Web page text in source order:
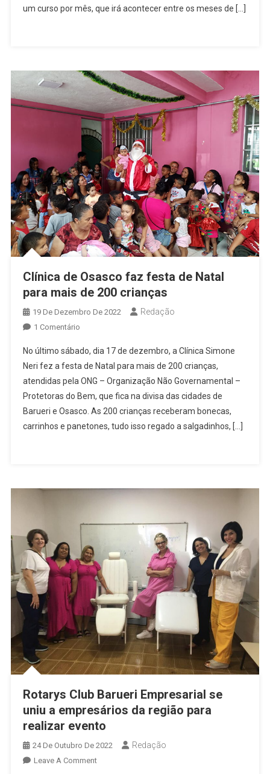
De
Em
Osasco
um curso por mês, que irá acontecer entre os meses de […]
Clínica de Osasco faz festa de Natal
para mais de 200 crianças
19 De Dezembro De 2022 Redação
1 ComentárioEm
De
Osasco
Faz
Festa
De
Natal
Crianças
No último sábado, dia 17 de dezembro, a Clínica Simone
Neri fez a festa de Natal para mais de 200 crianças,
atendidas pela ONG – Organização Não Governamental –
Protetoras do Bem, que fica na divisa das cidades de
Barueri e Osasco. As 200 crianças receberam bonecas,
carrinhos e panetones, tudo isso regado a salgadinhos, […]
Rotarys Club Barueri Empresarial se
uniu a empresários da região para
realizar evento
24 De Outubro De 2022 Redação
Leave A CommentOn